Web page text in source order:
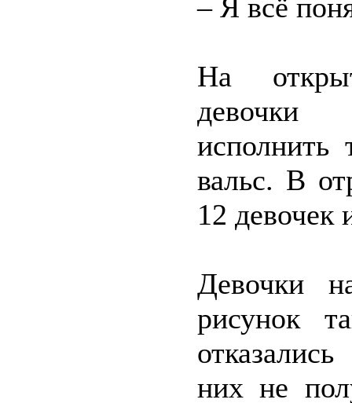
– Я всё
На
девочки
исполнить
вальс. В
12 девочек
Девочки
рисунок
них не